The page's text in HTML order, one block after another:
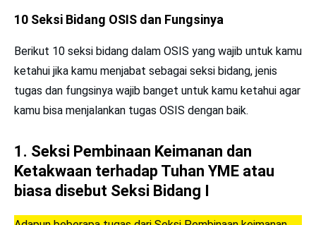
10 Seksi Bidang OSIS dan Fungsinya
Berikut 10 seksi bidang dalam OSIS yang wajib untuk kamu
ketahui jika kamu menjabat sebagai seksi bidang, jenis
tugas dan fungsinya wajib banget untuk kamu ketahui agar
kamu bisa menjalankan tugas OSIS dengan baik.
1. Seksi Pembinaan Keimanan dan
Ketakwaan terhadap Tuhan YME atau
biasa disebut Seksi Bidang I